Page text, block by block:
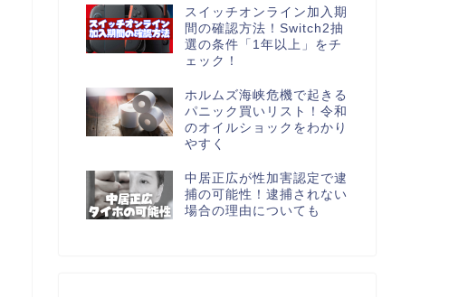
スイッチオンライン加入期
間の確認方法！Switch2抽
選の条件「1年以上」をチ
ェック！
ホルムズ海峡危機で起きる
パニック買いリスト！令和
のオイルショックをわかり
やすく
中居正広が性加害認定で逮
捕の可能性！逮捕されない
場合の理由についても